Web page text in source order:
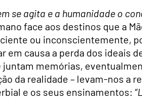
se agita e a humanidade o
face aos destinos que a
ou inconscientemente,
em causa a perda dos ideais
juntam memórias,
da realidade – levam-nos a
e os seus ensinamentos: “